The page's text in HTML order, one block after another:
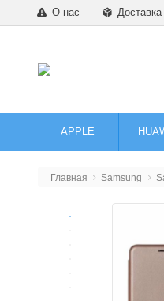
О нас
APPLE
Главная Samsung